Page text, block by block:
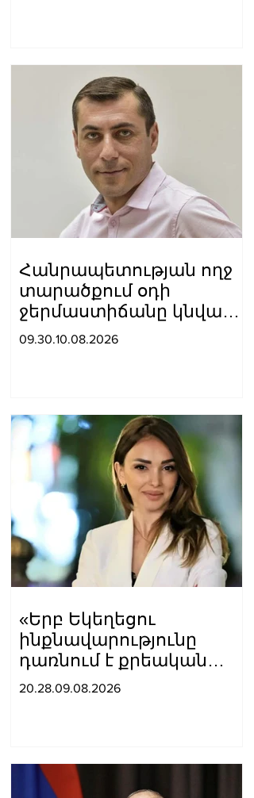
Հանրապետության ողջ
տարածքում օդի
ջերմաստիճանը կնվազի
4-6 աստիճանով.
09.30.10.08.2026
«Երբ Եկեղեցու
ինքնավարությունը
դառնում է քրեական
գործ»․ Լիլիա Շուշանյան
20.28.09.08.2026